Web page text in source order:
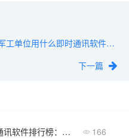
军工单位用什么即时通讯软件？高安全、物理隔离、信创适配
下一篇
2026年国内即时通讯软件排行榜：本土化与信创适配哪家强？ 166